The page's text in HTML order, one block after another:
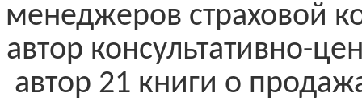
менеджеров страховой
автор консультативно-
автор 21 книги о